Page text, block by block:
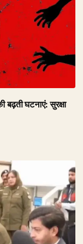
बढ़ती घटनाएं: सुरक्षा